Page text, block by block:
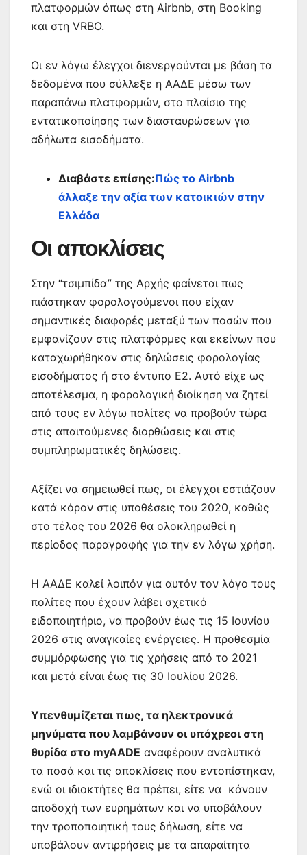
πλατφορμών όπως στη Airbnb, στη Booking
και στη VRBO.
Οι εν λόγω έλεγχοι διενεργούνται με βάση τα
δεδομένα που σύλλεξε η ΑΑΔΕ μέσω των
παραπάνω πλατφορμών, στο πλαίσιο της
εντατικοποίησης των διασταυρώσεων για
αδήλωτα εισοδήματα.
Διαβάστε επίσης:Πώς το Airbnb
άλλαξε την αξία των κατοικιών στην
Ελλάδα
Οι αποκλίσεις
Στην “τσιμπίδα” της Αρχής φαίνεται πως
πιάστηκαν φορολογούμενοι που είχαν
σημαντικές διαφορές μεταξύ των ποσών που
εμφανίζουν στις πλατφόρμες και εκείνων που
καταχωρήθηκαν στις δηλώσεις φορολογίας
εισοδήματος ή στο έντυπο Ε2. Αυτό είχε ως
αποτέλεσμα, η φορολογική διοίκηση να ζητεί
από τους εν λόγω πολίτες να προβούν τώρα
στις απαιτούμενες διορθώσεις και στις
συμπληρωματικές δηλώσεις.
Αξίζει να σημειωθεί πως, οι έλεγχοι εστιάζουν
κατά κόρον στις υποθέσεις του 2020, καθώς
στο τέλος του 2026 θα ολοκληρωθεί η
περίοδος παραγραφής για την εν λόγω χρήση.
Η ΑΑΔΕ καλεί λοιπόν για αυτόν τον λόγο τους
πολίτες που έχουν λάβει σχετικό
ειδοποιητήριο, να προβούν έως τις 15 Ιουνίου
2026 στις αναγκαίες ενέργειες. Η προθεσμία
συμμόρφωσης για τις χρήσεις από το 2021
και μετά είναι έως τις 30 Ιουλίου 2026.
Υπενθυμίζεται πως, τα ηλεκτρονικά
μηνύματα που λαμβάνουν οι υπόχρεοι στη
θυρίδα στο myAADE αναφέρουν αναλυτικά
τα ποσά και τις αποκλίσεις που εντοπίστηκαν,
ενώ οι ιδιοκτήτες θα πρέπει, είτε να κάνουν
αποδοχή των ευρημάτων και να υποβάλουν
την τροποποιητική τους δήλωση, είτε να
υποβάλουν αντιρρήσεις με τα απαραίτητα